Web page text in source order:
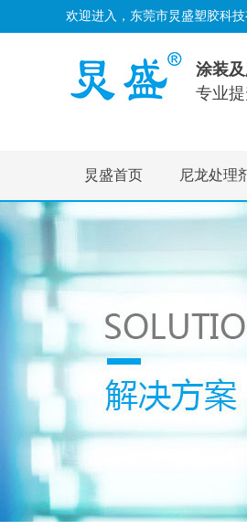
欢迎进入，东莞市炅盛塑胶科技
涂装
专业
炅盛首页 尼龙处理